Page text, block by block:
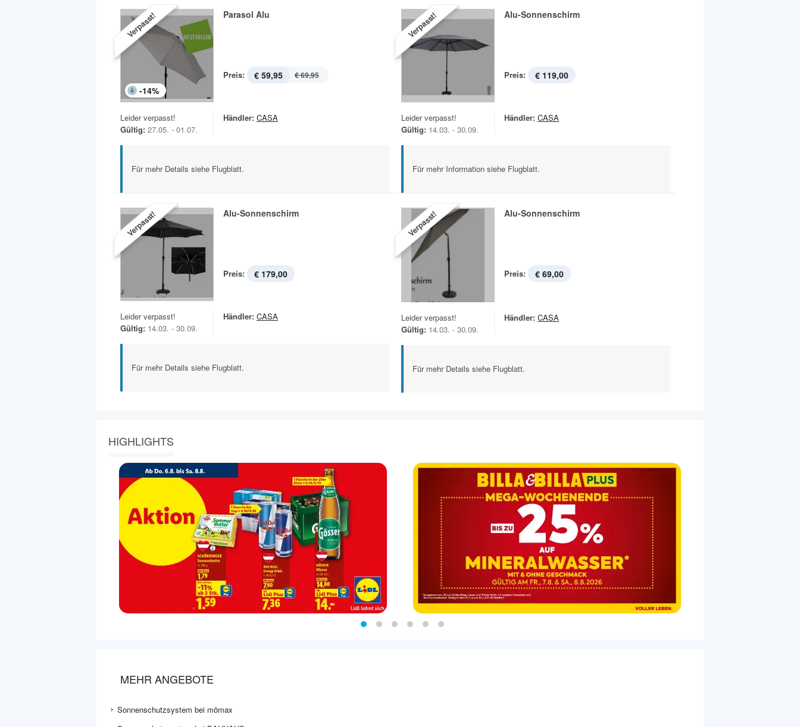
Verpasst!
-14%
Parasol Alu
Preis: € 59,95 € 69,95
Leider verpasst!
Gültig: 27.05. - 01.07.
Händler: CASA
Für mehr Details siehe Flugblatt.
Verpasst! Alu-Sonnenschirm
Preis: € 119,00
Leider verpasst!
Gültig: 14.03. - 30.09.
Händler: CASA
Für mehr Information siehe Flugblatt.
Verpasst! Alu-Sonnenschirm
Preis: € 179,00
Leider verpasst!
Gültig: 14.03. - 30.09.
Händler: CASA
Für mehr Details siehe Flugblatt.
Verpasst! Alu-Sonnenschirm
Preis: € 69,00
Leider verpasst!
Gültig: 14.03. - 30.09.
Händler: CASA
Für mehr Details siehe Flugblatt.
HIGHLIGHTS
MEHR ANGEBOTE
Sonnenschutzsystem bei mömax